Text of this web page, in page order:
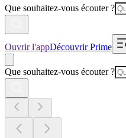
Que souhaitez-vous écouter ?
Ouvrir l'appDécouvrir Prime
Que souhaitez-vous écouter ?